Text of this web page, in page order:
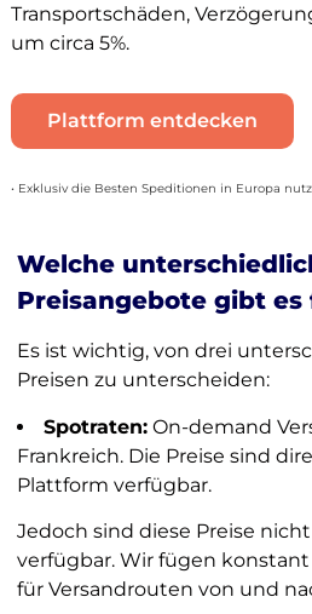
Transportschäden,
um circa 5%.
Plattform entdecken
• Exklusiv die Besten Speditionen in Europa
Welche
Preisangebote gibt es
Es ist wichtig, von drei
Preisen zu unterscheiden:
Spotraten:On-demand
Frankreich. Die Preise sind
Plattform verfügbar.
Jedoch sind diese Preise
verfügbar. Wir fügen
für Versandrouten von und